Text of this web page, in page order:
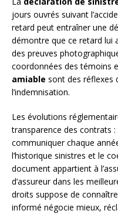
jours ouvrés suivant
retard peut entraîner une
démontre que ce retard lui
des preuves
coordonnées des témoins
amiable sont des réflexes
l’indemnisation.
Les évolutions
transparence des contrats
communiquer chaque
l’historique sinistres et le
document appartient à
d’assureur dans les
droits suppose de
informé négocie mieux,